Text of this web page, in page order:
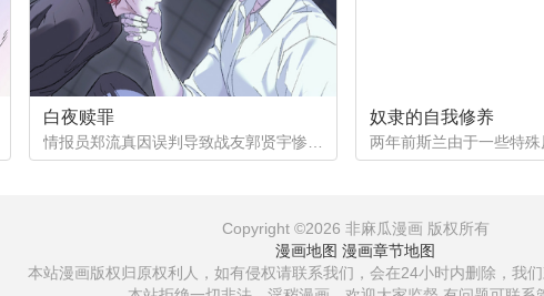
白夜赎罪 奴隶的自我修养
Copyright ©2026 非麻瓜漫画 版权所有
漫画地图 漫画章节地图
本站漫画版权归原权利人，如有侵权请联系我们，会在24小时内删除，我们